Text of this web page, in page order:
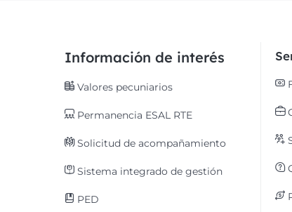
Información de interés
Valores pecuniarios
Permanencia ESAL RTE
Solicitud de acompañamiento
Sistema integrado de gestión
PED